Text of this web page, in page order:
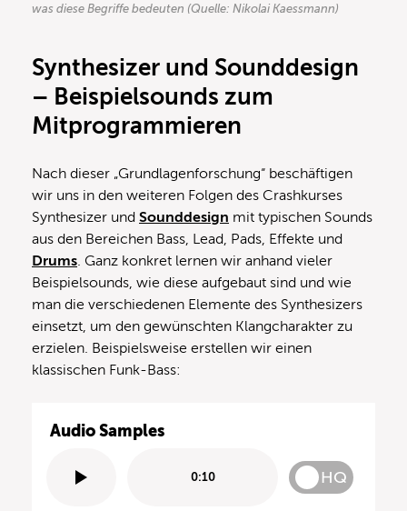
was diese Begriffe bedeuten (Quelle: Nikolai Kaessmann)
Synthesizer und Sounddesign
– Beispielsounds zum
Mitprogrammieren
Nach dieser „Grundlagenforschung“ beschäftigen
wir uns in den weiteren Folgen des Crashkurses
Synthesizer und Sounddesign mit typischen Sounds
aus den Bereichen Bass, Lead, Pads, Effekte und
Drums. Ganz konkret lernen wir anhand vieler
Beispielsounds, wie diese aufgebaut sind und wie
man die verschiedenen Elemente des Synthesizers
einsetzt, um den gewünschten Klangcharakter zu
erzielen. Beispielsweise erstellen wir einen
klassischen Funk-Bass:
Audio Samples
0:10 HQ